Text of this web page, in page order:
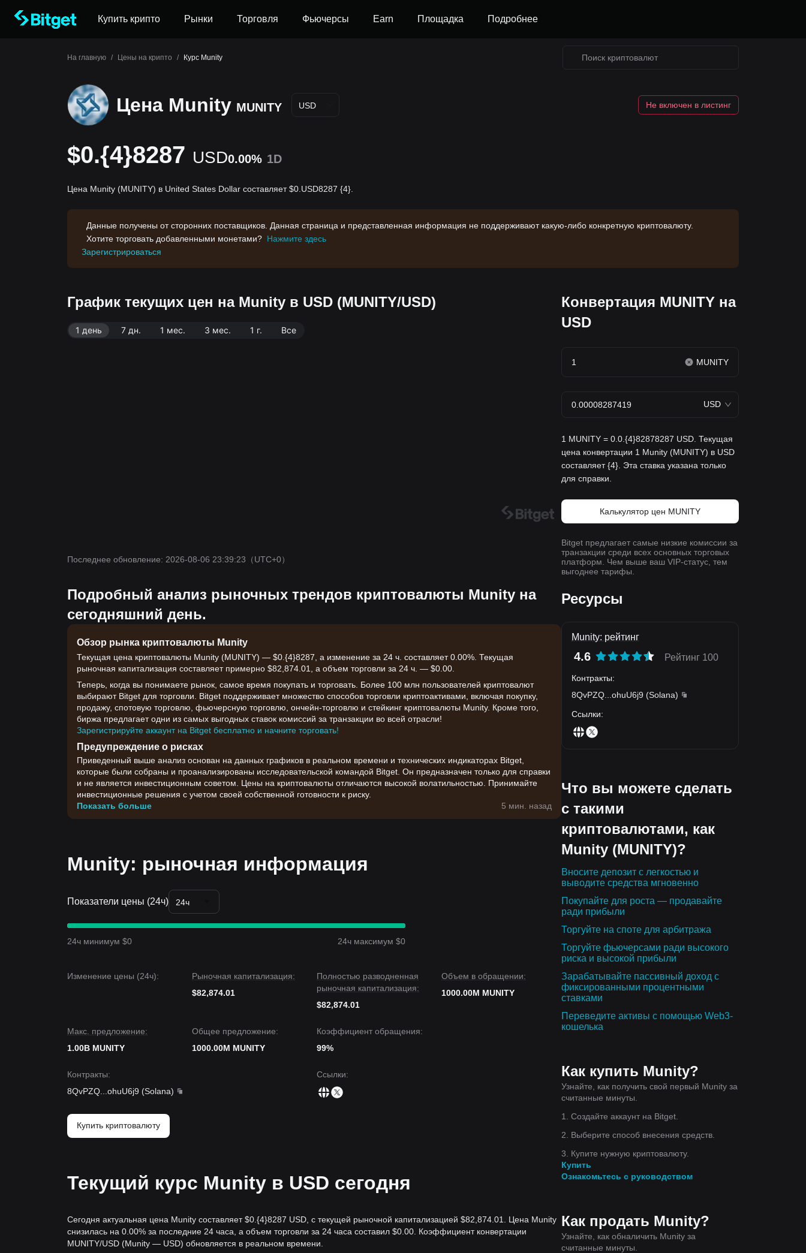
Купить крипто Рынки Торговля Фьючерсы Earn Площадка Подробнее
На главную / Цены на крипто / Курс Munity
Цена Munity MUNITY USD Не включен в листинг
$0.{4}8287 USD0.00% 1D
Цена Munity (MUNITY) в United States Dollar составляет $0.USD8287 {4}.
Данные получены от сторонних поставщиков. Данная страница и представленная информация не поддерживают какую-либо конкретную криптовалюту.
Хотите торговать добавленными монетами? Нажмите здесь
Зарегистрироваться
График текущих цен на Munity в USD (MUNITY/USD)
1 день 7 дн. 1 мес. 3 мес. 1 г. Все
Последнее обновление: 2026-08-06 23:39:23 （UTC+0）
Подробный анализ рыночных трендов криптовалюты Munity на
сегодняшний день.
Обзор рынка криптовалюты Munity
Текущая цена криптовалюты Munity (MUNITY) — $0.{​4}8287, а изменение за 24 ч. составляет 0.00%. Текущая
рыночная капитализация составляет примерно $82,874.01, а объем торговли за 24 ч. — $0.00.
Теперь, когда вы понимаете рынок, самое время покупать и торговать. Более 100 млн пользователей криптовалют
выбирают Bitget для торговли. Bitget поддерживает множество способов торговли криптоактивами, включая покупку,
продажу, спотовую торговлю, фьючерсную торговлю, ончейн-торговлю и стейкинг криптовалюты Munity. Кроме того,
биржа предлагает одни из самых выгодных ставок комиссий за транзакции во всей отрасли!
Зарегистрируйте аккаунт на Bitget бесплатно и начните торговать!
Предупреждение о рисках
Приведенный выше анализ основан на данных графиков в реальном времени и технических индикаторах Bitget,
которые были собраны и проанализированы исследовательской командой Bitget. Он предназначен только для справки
и не является инвестиционным советом. Цены на криптовалюты отличаются высокой волатильностью. Принимайте
инвестиционные решения с учетом своей собственной готовности к риску.
Показать больше
5 мин. назад
Munity: рыночная информация
Показатели цены (24ч) 24ч
24ч минимум $0 24ч максимум $0
Изменение цены (24ч):
Рыночная капитализация:
$82,874.01
Полностью разводненная
рыночная капитализация:
$82,874.01
Объем в обращении:
1000.00M MUNITY
Макс. предложение:
1.00B MUNITY
Общее предложение:
1000.00M MUNITY
Коэффициент обращения:
99%
Контракты:
8QvPZQ
ohuU6j9 (Solana)
Ссылки:
Купить криптовалюту
Текущий курс Munity в USD сегодня
Сегодня актуальная цена Munity составляет $0.{​4}8287 USD, с текущей рыночной капитализацией $82,874.01. Цена Munity
снизилась на 0.00% за последние 24 часа, а объем торговли за 24 часа составил $0.00. Коэффициент конвертации
MUNITY/USD (Munity — USD) обновляется в реальном времени.
Конвертация MUNITY на
USD
MUNITY
USD
1 MUNITY = 0.0.{4}82878287 USD. Текущая
цена конвертации 1 Munity (MUNITY) в USD
составляет {4}. Эта ставка указана только
для справки.
Калькулятор цен MUNITY
Bitget предлагает самые низкие комиссии за
транзакции среди всех основных торговых
платформ. Чем выше ваш VIP-статус, тем
выгоднее тарифы.
Ресурсы
Munity: рейтинг
4.6 Рейтинг 100
Контракты:
8QvPZQ
ohuU6j9 (Solana)
Ссылки:
Что вы можете сделать
с такими
криптовалютами, как
Munity (MUNITY)?
Вносите депозит с легкостью и
выводите средства мгновенно
Покупайте для роста — продавайте
ради прибыли
Торгуйте на споте для арбитража
Торгуйте фьючерсами ради высокого
риска и высокой прибыли
Зарабатывайте пассивный доход с
фиксированными процентными
ставками
Переведите активы с помощью Web3-
кошелька
Как купить Munity?
Узнайте, как получить свой первый Munity за
считанные минуты.
1. Создайте аккаунт на Bitget.
2. Выберите способ внесения средств.
3. Купите нужную криптовалюту.
Купить
Ознакомьтесь с руководством
Как продать Munity?
Узнайте, как обналичить Munity за
считанные минуты.